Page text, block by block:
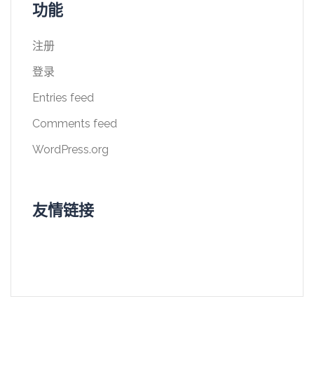
功能
注册
登录
Entries feed
Comments feed
WordPress.org
友情链接